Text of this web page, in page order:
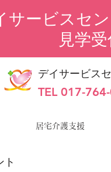
サービスセ
見学受
デイサービス
TEL 017-
居宅介護支援
ト